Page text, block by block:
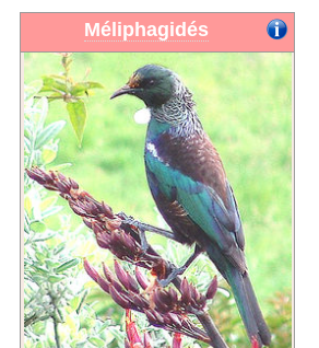
Méliphagidés